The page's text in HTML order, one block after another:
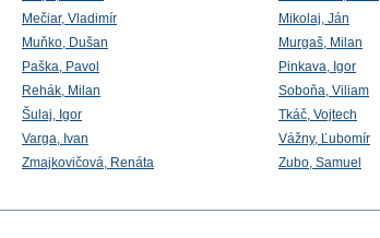
Mečiar, Vladimír
Mikolaj, Ján
Muňko, Dušan
Murgaš, Milan
Paška, Pavol
Pinkava, Igor
Rehák, Milan
Soboňa, Viliam
Šulaj, Igor
Tkáč, Vojtech
Varga, Ivan
Vážny, Ľubomír
Zmajkovičová, Renáta
Zubo, Samuel